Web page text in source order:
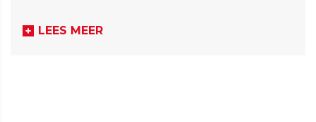
LEES MEER